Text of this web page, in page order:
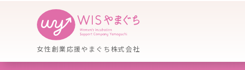
女性創業応援やまぐち株式会社